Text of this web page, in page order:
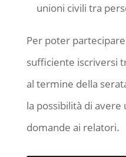
unioni civili tra
Per poter partecipare
sufficiente iscriversi
al termine della
la possibilità di
domande ai relatori.